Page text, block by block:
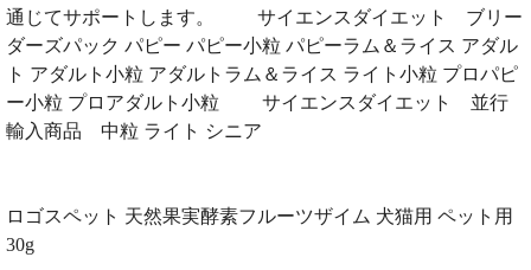
通じてサポートします。 サイエンスダイエット ブリー
ダーズパック パピー パピー小粒 パピーラム＆ライス アダル
ト アダルト小粒 アダルトラム＆ライス ライト小粒 プロパピ
ー小粒 プロアダルト小粒 サイエンスダイエット 並行
輸入商品 中粒 ライト シニア
ロゴスペット 天然果実酵素フルーツザイム 犬猫用 ペット用
30g